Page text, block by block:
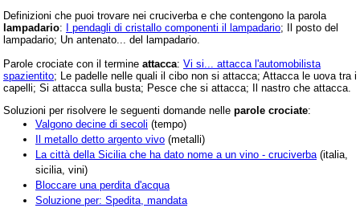
Definizioni che puoi trovare nei cruciverba e che contengono la parola
lampadario: I pendagli di cristallo componenti il lampadario; Il posto del
lampadario; Un antenato... del lampadario.
Parole crociate con il termine attacca: Vi si... attacca l'automobilista
spazientito; Le padelle nelle quali il cibo non si attacca; Attacca le uova tra i
capelli; Si attacca sulla busta; Pesce che si attacca; Il nastro che attacca.
Soluzioni per risolvere le seguenti domande nelle parole crociate:
Valgono decine di secoli (tempo)
Il metallo detto argento vivo (metalli)
La città della Sicilia che ha dato nome a un vino - cruciverba (italia,
sicilia, vini)
Bloccare una perdita d'acqua
Soluzione per: Spedita, mandata